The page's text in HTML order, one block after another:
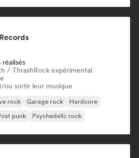
/ ThrashRock expérimental
ou sortir leur musique
rock Garage rock
Hardcore
punk Psychedelic rock